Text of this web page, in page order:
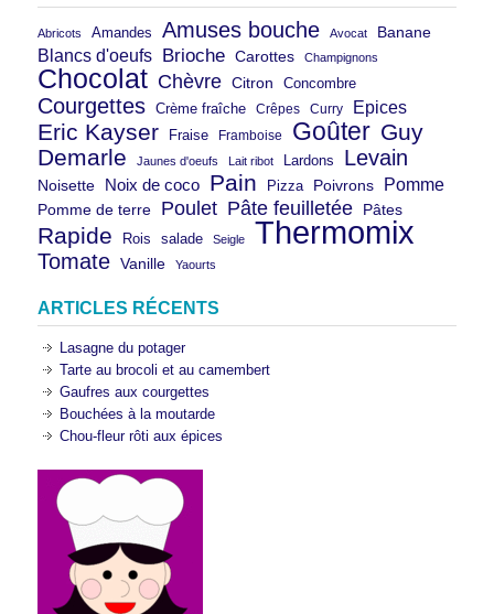
Abricots Amandes Amuses bouche Avocat Banane
Blancs d'oeufs Brioche Carottes Champignons
Chocolat Chèvre Citron Concombre
Courgettes Crème fraîche Crêpes Curry Epices
Eric Kayser Fraise Framboise Goûter Guy
Demarle
Jaunes d'oeufs Lait ribot Lardons Levain
Noisette Noix de coco Pain Pizza Poivrons Pomme
Pomme de terre Poulet Pâte feuilletée Pâtes
Rapide Rois salade Seigle Thermomix
Tomate Vanille Yaourts
ARTICLES RÉCENTS
Lasagne du potager
Tarte au brocoli et au camembert
Gaufres aux courgettes
Bouchées à la moutarde
Chou-fleur rôti aux épices